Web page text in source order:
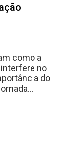
como a
no
do